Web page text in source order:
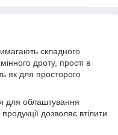
складного
дроту, прості в
як для просторого
для облаштування
дозволяє втілити